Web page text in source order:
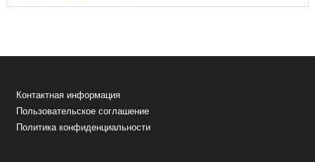
Контактная информация
Пользовательское соглашение
Политика конфиденциальности